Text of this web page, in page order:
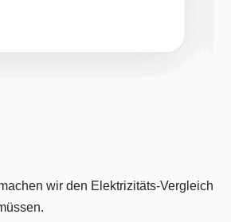
wir den Elektrizitäts-Vergleich